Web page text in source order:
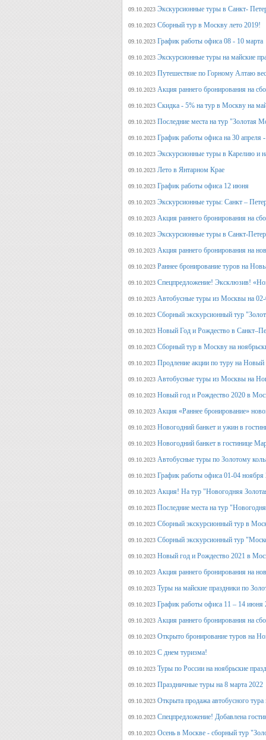
09.10.2023 Экскурсионные туры в Санкт-
09.10.2023 Сборный тур в Москву лето 2019!
09.10.2023 График работы офиса 08 - 10 марта
09.10.2023 Экскурсионные туры на майские
09.10.2023 Путешествие по Горному Алтаю
09.10.2023 Акция раннего бронирования на
09.10.2023 Скидка - 5% на тур в Москву на
09.10.2023 Последние места на тур "Золотая
09.10.2023 График работы офиса на 30 апреля
09.10.2023 Экскурсионные туры в Карелию и
09.10.2023 Лето в Янтарном Крае
09.10.2023 График работы офиса 12 июня
09.10.2023 Экскурсионные туры: Санкт –
09.10.2023 Акция раннего бронирования на
09.10.2023 Экскурсионные туры в Санкт-
09.10.2023 Акция раннего бронирования на
09.10.2023 Раннее бронирование туров на
09.10.2023 Спецпредложение! Эксклюзив!
09.10.2023 Автобусные туры из Москвы на
09.10.2023 Сборный экскурсионный тур
09.10.2023 Новый Год и Рождество в
09.10.2023 Сборный тур в Москву на
09.10.2023 Продление акции по туру на
09.10.2023 Автобусные туры из Москвы на
09.10.2023 Новый год и Рождество 2020 в
09.10.2023 Акция «Раннее бронирование»
09.10.2023 Новогодний банкет и ужин в
09.10.2023 Новогодний банкет в гостинице
09.10.2023 Автобусные туры по Золотому
09.10.2023 График работы офиса 01-04 ноября
09.10.2023 Акция! На тур "Новогодняя
09.10.2023 Последние места на тур
09.10.2023 Сборный экскурсионный тур в
09.10.2023 Сборный экскурсионный тур
09.10.2023 Новый год и Рождество 2021 в
09.10.2023 Акция раннего бронирования на
09.10.2023 Туры на майские праздники по
09.10.2023 График работы офиса 11 – 14 июня
09.10.2023 Акция раннего бронирования на
09.10.2023 Открыто бронирование туров на
09.10.2023 С днем туризма!
09.10.2023 Туры по России на ноябрьские
09.10.2023 Праздничные туры на 8 марта 2022
09.10.2023 Открыта продажа автобусного
09.10.2023 Спецпредложение! Добавлена
09.10.2023 Осень в Москве - сборный тур